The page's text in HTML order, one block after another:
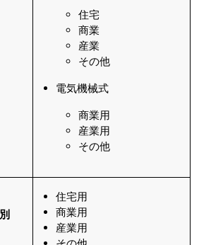
住宅
商業
産業
その他
電気機械式
商業用
産業用
その他
住宅用
商業用
産業用